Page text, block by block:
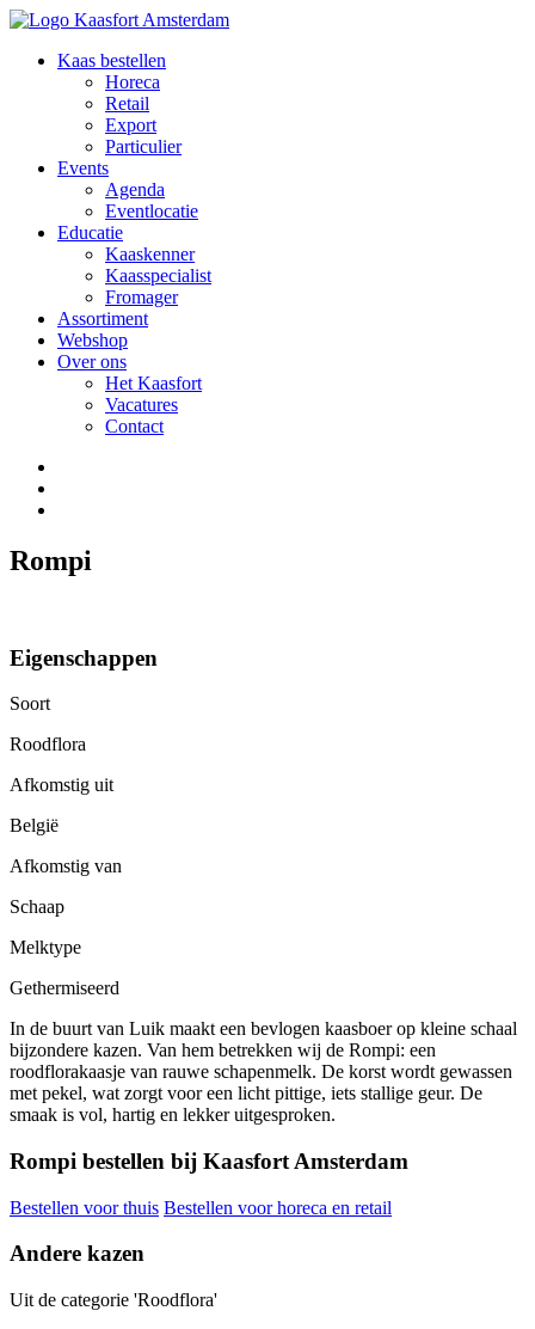
Kaas bestellen
Horeca
Retail
Export
Particulier
Events
Agenda
Eventlocatie
Educatie
Kaaskenner
Kaasspecialist
Fromager
Assortiment
Webshop
Over ons
Het Kaasfort
Vacatures
Contact
Rompi
Eigenschappen
Soort
Roodflora
Afkomstig uit
België
Afkomstig van
Schaap
Melktype
Gethermiseerd
In de buurt van Luik maakt een bevlogen kaasboer op kleine schaal
bijzondere kazen. Van hem betrekken wij de Rompi: een
roodflorakaasje van rauwe schapenmelk. De korst wordt gewassen
met pekel, wat zorgt voor een licht pittige, iets stallige geur. De
smaak is vol, hartig en lekker uitgesproken.
Rompi bestellen bij Kaasfort Amsterdam
Bestellen voor thuis Bestellen voor horeca en retail
Andere kazen
Uit de categorie 'Roodflora'